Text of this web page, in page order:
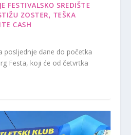
FESTIVALSKO SREDIŠTE
ZOSTER, TEŠKA
CASH
posljednje dane do početka
Festa, koji će od četvrtka